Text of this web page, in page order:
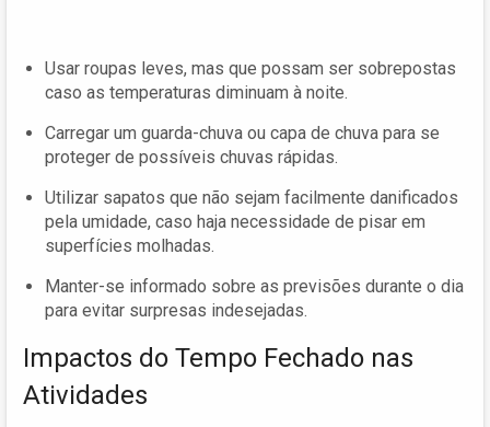
Usar roupas leves, mas que possam ser sobrepostas
caso as temperaturas diminuam à noite.
Carregar um guarda-chuva ou capa de chuva para se
proteger de possíveis chuvas rápidas.
Utilizar sapatos que não sejam facilmente danificados
pela umidade, caso haja necessidade de pisar em
superfícies molhadas.
Manter-se informado sobre as previsões durante o dia
para evitar surpresas indesejadas.
Impactos do Tempo Fechado nas
Atividades